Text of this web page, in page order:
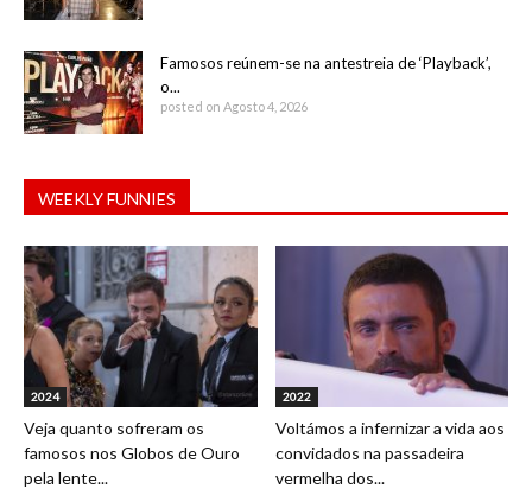
Famosos reúnem-se na antestreia de ‘Playback’,
o...
posted on Agosto 4, 2026
WEEKLY FUNNIES
2024
Veja quanto sofreram os
famosos nos Globos de Ouro
pela lente...
2022
Voltámos a infernizar a vida aos
convidados na passadeira
vermelha dos...